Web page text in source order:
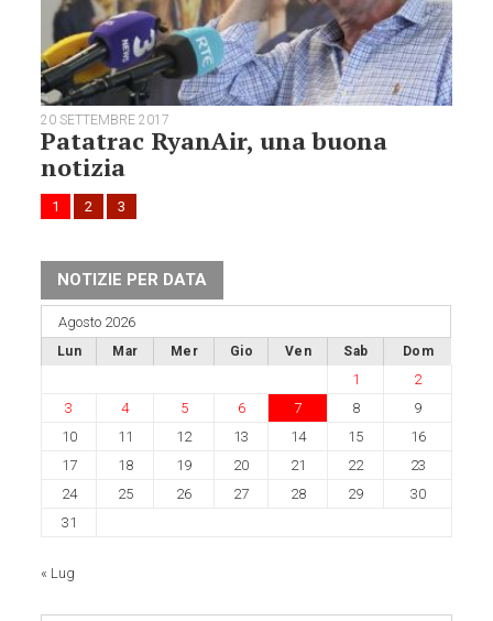
20 SETTEMBRE 2017
Patatrac RyanAir, una buona
notizia
1 2 3
NOTIZIE PER DATA
Agosto 2026
Lun Mar Mer Gio Ven Sab Dom
1
2
3
4 5 6 7 8
9
10
11 12 13 14 15
16
17
18 19 20 21 22
23
24
25 26 27 28 29
30
31
« Lug